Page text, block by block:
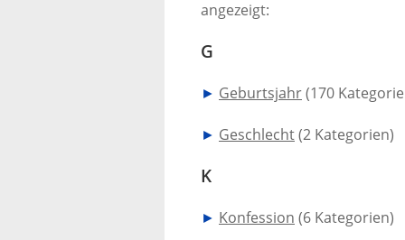
angezeigt:
G
► Geburtsjahr(170
► Geschlecht(2 Kategorien)
K
► Konfession (6 Kategorien)